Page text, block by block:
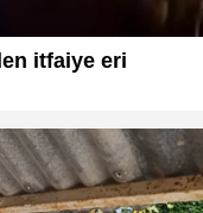
itfaiye eri